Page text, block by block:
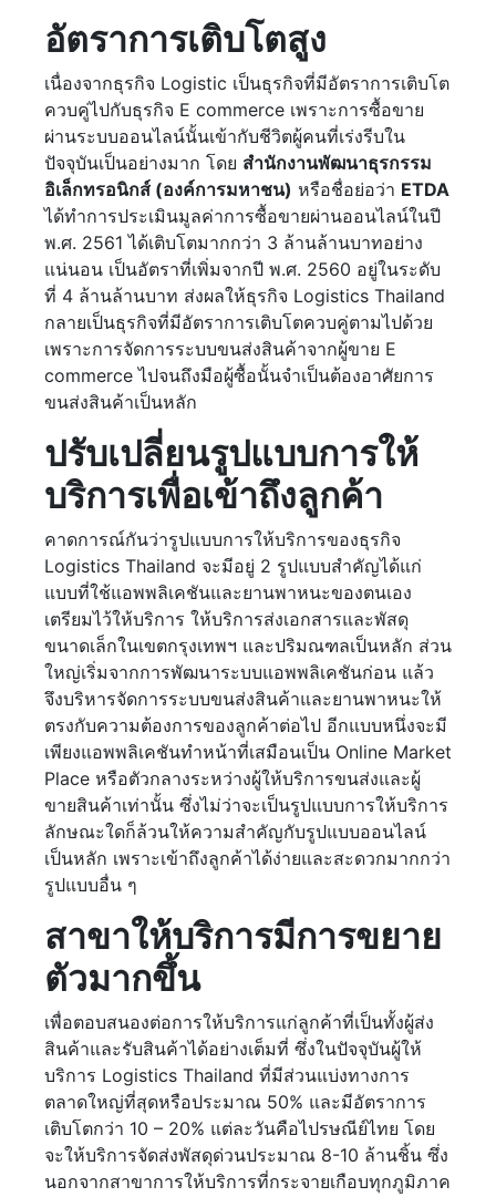
อัตราการเติบโตสูง
เนื่องจากธุรกิจ Logistic เป็นธุรกิจที่มีอัตราการเติบโต
ควบคู่ไปกับธุรกิจ E commerce เพราะการซื้อขาย
ผ่านระบบออนไลน์นั้นเข้ากับชีวิตผู้คนที่เร่งรีบใน
ปัจจุบันเป็นอย่างมาก โดย สำนักงานพัฒนาธุรกรรม
อิเล็กทรอนิกส์ (องค์การมหาชน) หรือชื่อย่อว่า ETDA
ได้ทำการประเมินมูลค่าการซื้อขายผ่านออนไลน์ในปี
พ.ศ. 2561 ได้เติบโตมากกว่า 3 ล้านล้านบาทอย่าง
แน่นอน เป็นอัตราที่เพิ่มจากปี พ.ศ. 2560 อยู่ในระดับ
ที่ 4 ล้านล้านบาท ส่งผลให้ธุรกิจ Logistics Thailand
กลายเป็นธุรกิจที่มีอัตราการเติบโตควบคู่ตามไปด้วย
เพราะการจัดการระบบขนส่งสินค้าจากผู้ขาย E
commerce ไปจนถึงมือผู้ซื้อนั้นจำเป็นต้องอาศัยการ
ขนส่งสินค้าเป็นหลัก
ปรับเปลี่ยนรูปแบบการให้
บริการเพื่อเข้าถึงลูกค้า
คาดการณ์กันว่ารูปแบบการให้บริการของธุรกิจ
Logistics Thailand จะมีอยู่ 2 รูปแบบสำคัญได้แก่
แบบที่ใช้แอพพลิเคชันและยานพาหนะของตนเอง
เตรียมไว้ให้บริการ ให้บริการส่งเอกสารและพัสดุ
ขนาดเล็กในเขตกรุงเทพฯ และปริมณฑลเป็นหลัก ส่วน
ใหญ่เริ่มจากการพัฒนาระบบแอพพลิเคชันก่อน แล้ว
จึงบริหารจัดการระบบขนส่งสินค้าและยานพาหนะให้
ตรงกับความต้องการของลูกค้าต่อไป อีกแบบหนึ่งจะมี
เพียงแอพพลิเคชันทำหน้าที่เสมือนเป็น Online Market
Place หรือตัวกลางระหว่างผู้ให้บริการขนส่งและผู้
ขายสินค้าเท่านั้น ซึ่งไม่ว่าจะเป็นรูปแบบการให้บริการ
ลักษณะใดก็ล้วนให้ความสำคัญกับรูปแบบออนไลน์
เป็นหลัก เพราะเข้าถึงลูกค้าได้ง่ายและสะดวกมากกว่า
รูปแบบอื่น ๆ
สาขาให้บริการมีการขยาย
ตัวมากขึ้น
เพื่อตอบสนองต่อการให้บริการแก่ลูกค้าที่เป็นทั้งผู้ส่ง
สินค้าและรับสินค้าได้อย่างเต็มที่ ซึ่งในปัจจุบันผู้ให้
บริการ Logistics Thailand ที่มีส่วนแบ่งทางการ
ตลาดใหญ่ที่สุดหรือประมาณ 50% และมีอัตราการ
เติบโตกว่า 10 – 20% แต่ละวันคือไปรษณีย์ไทย โดย
จะให้บริการจัดส่งพัสดุด่วนประมาณ 8-10 ล้านชิ้น ซึ่ง
นอกจากสาขาการให้บริการที่กระจายเกือบทุกภูมิภาค